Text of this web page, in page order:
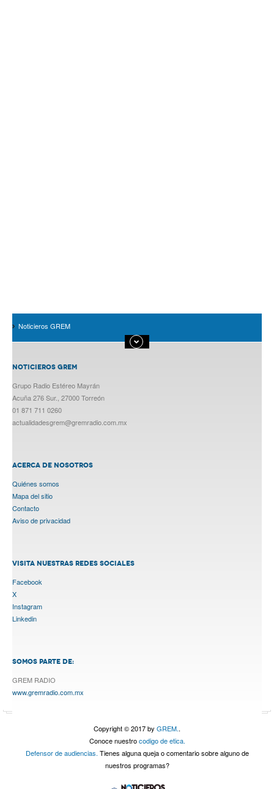
Noticieros GREM
NOTICIEROS GREM
Grupo Radio Estéreo Mayrán
Acuña 276 Sur., 27000 Torreón
01 871 711 0260
actualidadesgrem@gremradio.com.mx
ACERCA DE NOSOTROS
Quiénes somos
Mapa del sitio
Contacto
Aviso de privacidad
VISITA NUESTRAS REDES SOCIALES
Facebook
X
Instagram
Linkedin
SOMOS PARTE DE:
GREM RADIO
www.gremradio.com.mx
Copyright © 2017 by GREM..
Conoce nuestrocodigo de etica.
Defensor de audiencias. Tienes alguna queja o comentario sobre alguno de
nuestros programas?